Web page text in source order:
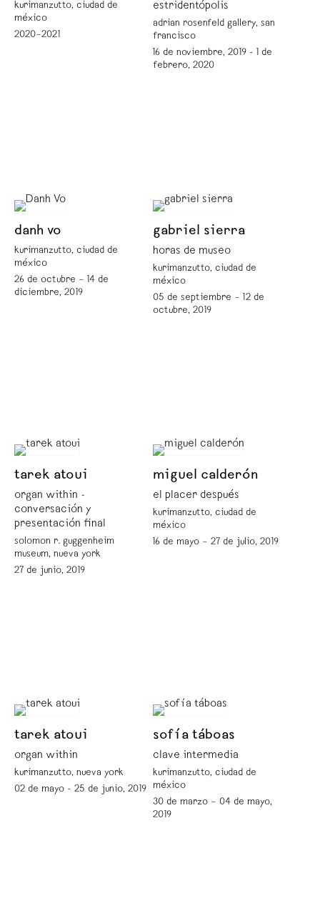
kurimanzutto, ciudad de
méxico
2020–2021
estridentópolis
adrian rosenfeld gallery, san
francisco
16 de noviembre, 2019 - 1 de
febrero, 2020
danh vo
kurimanzutto, ciudad de
méxico
26 de octubre – 14 de
diciembre, 2019
gabriel sierra
horas de museo
kurimanzutto, ciudad de
méxico
05 de septiembre – 12 de
octubre, 2019
tarek atoui
organ within -
conversación y
presentación final
solomon r. guggenheim
museum, nueva york
27 de junio, 2019
miguel calderón
el placer después
kurimanzutto, ciudad de
méxico
16 de mayo – 27 de julio, 2019
tarek atoui
organ within
kurimanzutto, nueva york
02 de mayo - 25 de junio, 2019
sofía táboas
clave intermedia
kurimanzutto, ciudad de
méxico
30 de marzo – 04 de mayo,
2019